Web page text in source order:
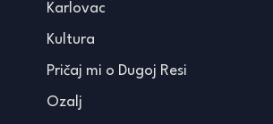
Karlovac
Kultura
Pričaj mi o Dugoj Resi
Ozalj